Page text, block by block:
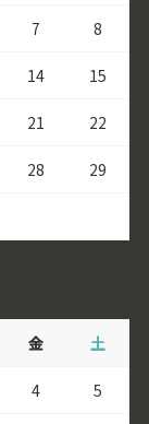
7 8
14 15
21 22
28 29
金 土
4 5